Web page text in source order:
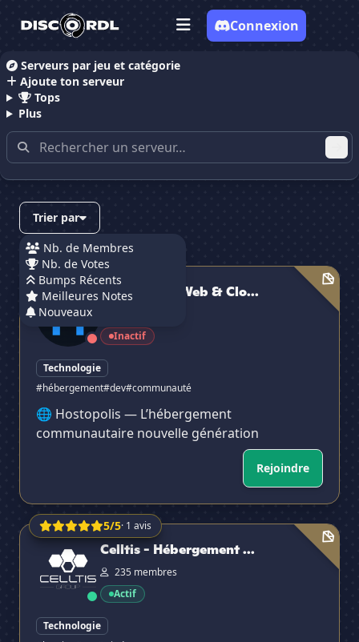
Serveurs par jeu et catégorie
Ajoute ton serveur
Tops
Plus
Connexion
Accueil
Serveurs Discord contenant
"host"
Trier par
Nb. de Membres
Nb. de Votes
Bumps Récents
Meilleures Notes
Nouveaux
Hostopolis | Web & Cloud Hosting
Hostopolis | Web & Clo...
Inactif
Technologie
#hébergement#dev#communauté
🌐 Hostopolis — L’hébergement
communautaire nouvelle génération
Rejoindre
5/5· 1 avis
Celltis - Hébergement de Services
Celltis - Hébergement ...
235 membres
Actif
Technologie
✕